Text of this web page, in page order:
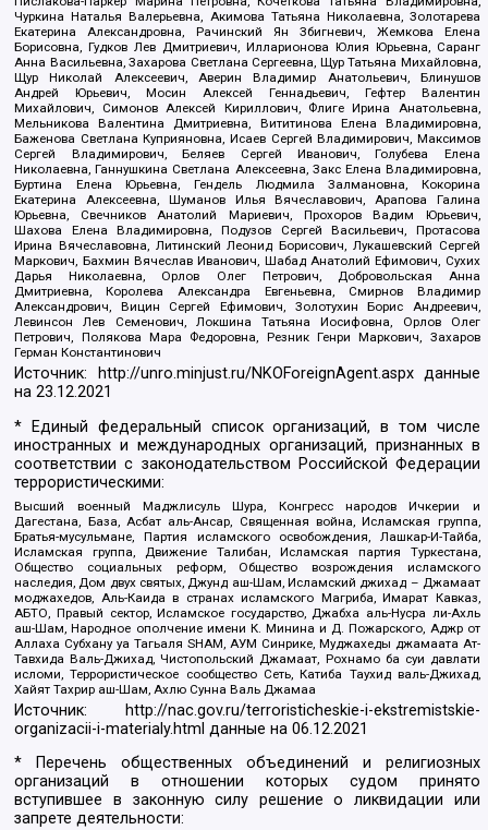
Чуркина Наталья Валерьевна, Акимова Татьяна Николаевна, Золотарева
Екатерина Александровна, Рачинский Ян Збигневич, Жемкова Елена
Борисовна, Гудков Лев Дмитриевич, Илларионова Юлия Юрьевна, Саранг
Анна Васильевна, Захарова Светлана Сергеевна, Щур Татьяна Михайловна,
Щур Николай Алексеевич, Аверин Владимир Анатольевич, Блинушов
Андрей Юрьевич, Мосин Алексей Геннадьевич, Гефтер Валентин
Михайлович, Симонов Алексей Кириллович, Флиге Ирина Анатольевна,
Мельникова Валентина Дмитриевна, Вититинова Елена Владимировна,
Баженова Светлана Куприяновна, Исаев Сергей Владимирович, Максимов
Сергей Владимирович, Беляев Сергей Иванович, Голубева Елена
Николаевна, Ганнушкина Светлана Алексеевна, Закс Елена Владимировна,
Буртина Елена Юрьевна, Гендель Людмила Залмановна, Кокорина
Екатерина Алексеевна, Шуманов Илья Вячеславович, Арапова Галина
Юрьевна, Свечников Анатолий Мариевич, Прохоров Вадим Юрьевич,
Шахова Елена Владимировна, Подузов Сергей Васильевич, Протасова
Ирина Вячеславовна, Литинский Леонид Борисович, Лукашевский Сергей
Маркович, Бахмин Вячеслав Иванович, Шабад Анатолий Ефимович, Сухих
Дарья Николаевна, Орлов Олег Петрович, Добровольская Анна
Дмитриевна, Королева Александра Евгеньевна, Смирнов Владимир
Александрович, Вицин Сергей Ефимович, Золотухин Борис Андреевич,
Левинсон Лев Семенович, Локшина Татьяна Иосифовна, Орлов Олег
Петрович, Полякова Мара Федоровна, Резник Генри Маркович, Захаров
Герман Константинович
Источник: http://unro.minjust.ru/NKOForeignAgent.aspxданные
на23.12.2021
* Единый федеральный список организаций, в том числе
иностранных и международных организаций, признанных в
соответствии с законодательством Российской Федерации
террористическими:
Высший военный Маджлисуль Шура, Конгресс народов Ичкерии и
Дагестана, База, Асбат аль-Ансар, Священная война, Исламская группа,
Братья-мусульмане, Партия исламского освобождения, Лашкар-И-Тайба,
Исламская группа, Движение Талибан, Исламская партия Туркестана,
Общество социальных реформ, Общество возрождения исламского
наследия, Дом двух святых, Джунд аш-Шам, Исламский джихад – Джамаат
моджахедов, Аль-Каида в странах исламского Магриба, Имарат Кавказ,
АБТО, Правый сектор, Исламское государство, Джабха аль-Нусра ли-Ахль
аш-Шам, Народное ополчение имени К. Минина и Д. Пожарского, Аджр от
Аллаха Субхану уа Тагьаля SHAM, АУМ Синрике, Муджахеды джамаата Ат-
Тавхида Валь-Джихад, Чистопольский Джамаат, Рохнамо ба суи давлати
исломи, Террористическое сообщество Сеть, Катиба Таухид валь-Джихад,
Хайят Тахрир аш-Шам, Ахлю Сунна Валь Джамаа
Источник:
http://nac.gov.ru/terroristicheskie-i-ekstremistskie-
organizacii-i-materialy.html данные на06.12.2021
* Перечень общественных объединений и религиозных
организаций в отношении которых судом принято
вступившее в законную силу решение о ликвидации или
запрете деятельности: